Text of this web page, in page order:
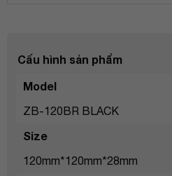
Cấu hình sản phẩm
Model
ZB-120BR BLACK
Size
120mm*120mm*28mm